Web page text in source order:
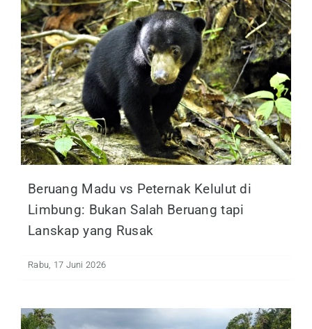
Beruang Madu vs Peternak Kelulut di
Limbung: Bukan Salah Beruang tapi
Lanskap yang Rusak
Rabu, 17 Juni 2026